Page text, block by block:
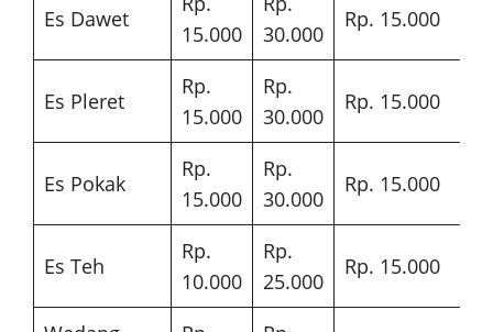
Es Dawet
15.000
30.000
Rp. 15.000
Es Pleret
Rp.
15.000
Rp.
30.000
Rp. 15.000
Es Pokak
Rp.
15.000
Rp.
30.000
Rp. 15.000
Es Teh
Rp.
10.000
Rp.
25.000
Rp. 15.000